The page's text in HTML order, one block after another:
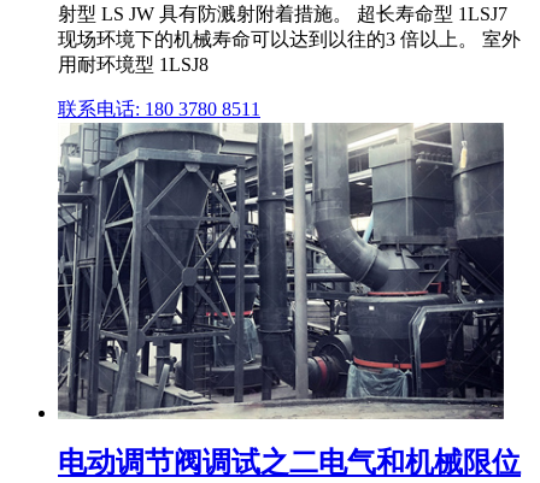
射型 LS JW 具有防溅射附着措施。 超长寿命型 1LSJ7
现场环境下的机械寿命可以达到以往的3 倍以上。 室外
用耐环境型 1LSJ8
联系电话: 180 3780 8511
电动调节阀调试之二电气和机械限位